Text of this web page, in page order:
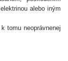
alebo iným
tomu neoprávnenej